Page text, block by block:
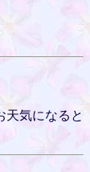
天気になると